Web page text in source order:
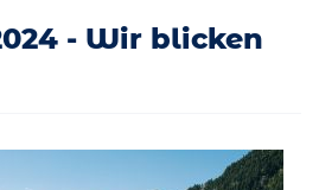
- Wir blicken